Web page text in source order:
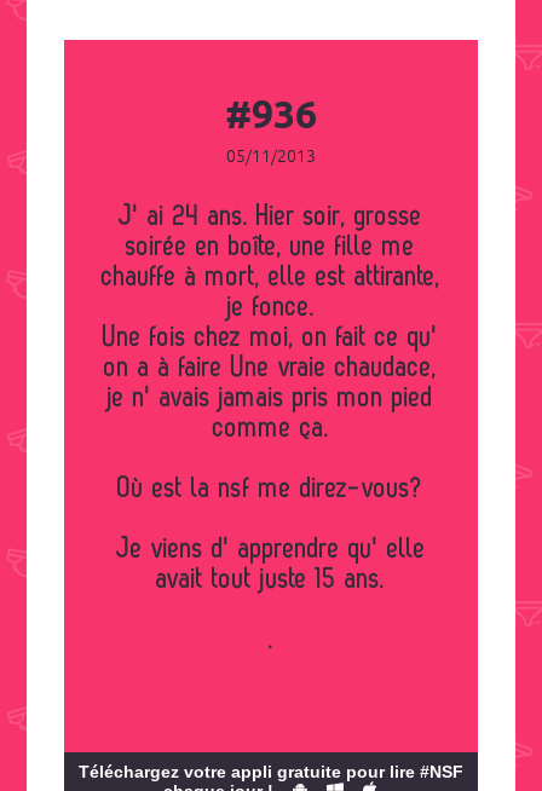
#936
05/11/2013
J' ai 24 ans. Hier soir, grosse
soirée en boîte, une fille me
chauffe à mort, elle est attirante,
je fonce.
Une fois chez moi, on fait ce qu'
on a à faire Une vraie chaudace,
je n' avais jamais pris mon pied
comme ça.
Où est la nsf me direz-vous?
Je viens d' apprendre qu' elle
avait tout juste 15 ans.
.
Téléchargez votre appli gratuite pour lire #NSF